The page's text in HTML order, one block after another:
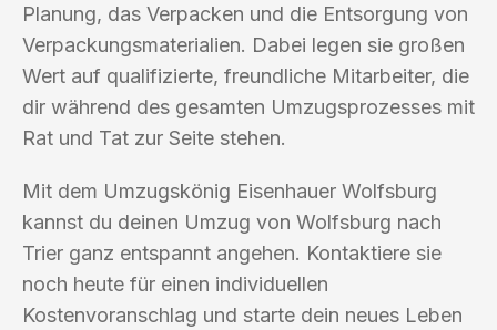
Planung, das Verpacken und die Entsorgung von
Verpackungsmaterialien. Dabei legen sie großen
Wert auf qualifizierte, freundliche Mitarbeiter, die
dir während des gesamten Umzugsprozesses mit
Rat und Tat zur Seite stehen.
Mit dem Umzugskönig Eisenhauer Wolfsburg
kannst du deinen Umzug von Wolfsburg nach
Trier ganz entspannt angehen. Kontaktiere sie
noch heute für einen individuellen
Kostenvoranschlag und starte dein neues Leben